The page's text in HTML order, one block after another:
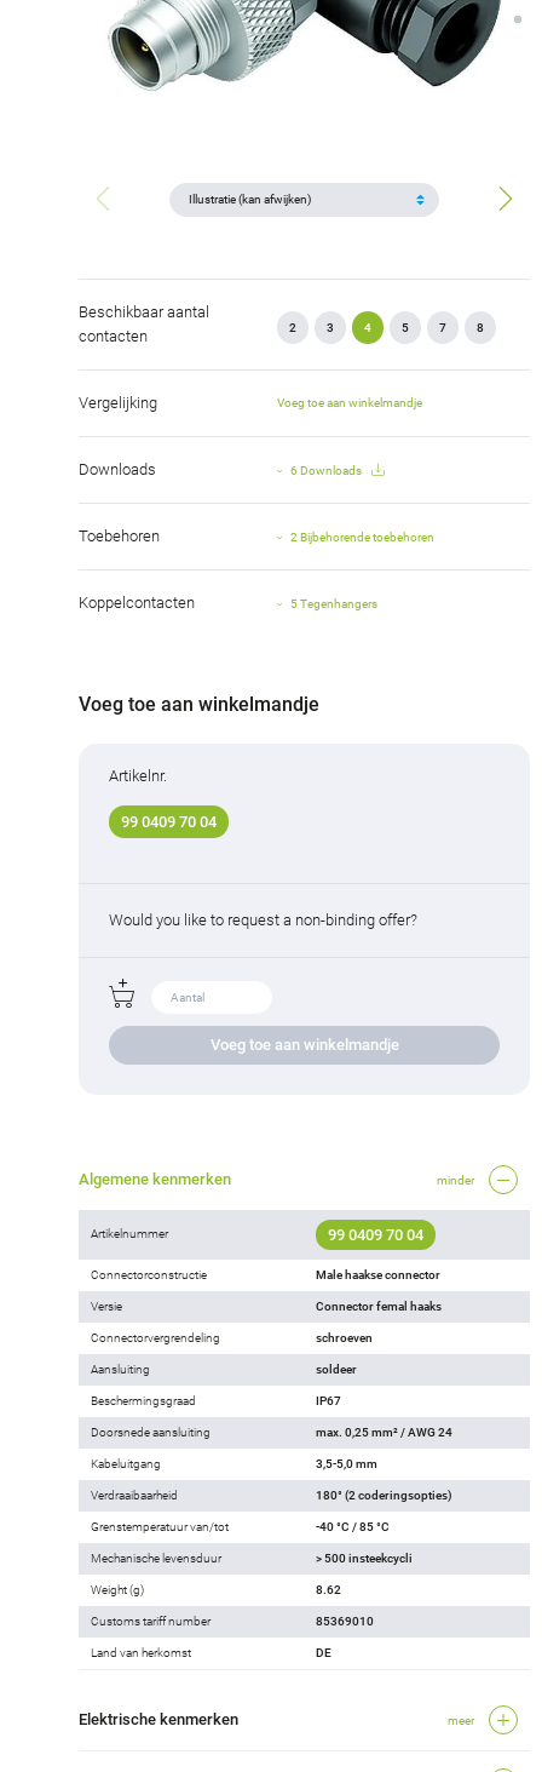
Beschikbaar aantal
contacten
2 3 4 5 7 8
Vergelijking Voeg toe aan winkelmandje
Downloads 6 Downloads
Toebehoren 2 Bijbehorende toebehoren
Koppelcontacten 5 Tegenhangers
Voeg toe aan winkelmandje
Artikelnr.
99 0409 70 04
Would you like to request a non-binding offer?
Voeg toe aan winkelmandje
Algemene kenmerken minder
Artikelnummer 99 0409 70 04
Connectorconstructie Male haakse connector
Versie Connector femal haaks
Connectorvergrendeling schroeven
Aansluiting soldeer
Beschermingsgraad IP67
Doorsnede aansluiting max. 0,25 mm² / AWG 24
Kabeluitgang 3,5-5,0 mm
Verdraaibaarheid 180° (2 coderingsopties)
Grenstemperatuur van/tot -40 °C / 85 °C
Mechanische levensduur > 500 insteekcycli
Weight (g) 8.62
Customs tariff number 85369010
Land van herkomst DE
Elektrische kenmerken meer